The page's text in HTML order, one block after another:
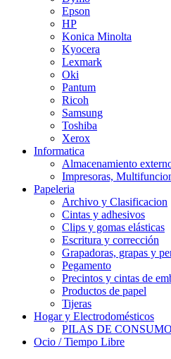
Epson
HP
Konica Minolta
Kyocera
Lexmark
Oki
Pantum
Ricoh
Samsung
Toshiba
Xerox
Informatica
Almacenamiento
Impresoras,
Papeleria
Archivo y Clasificacion
Cintas y adhesivos
Clips y gomas elásticas
Escritura y corrección
Grapadoras, grapas y
Pegamento
Precintos y cintas de
Productos de papel
Tijeras
Hogar y Electrodomésticos
PILAS DE
Ocio / Tiempo Libre